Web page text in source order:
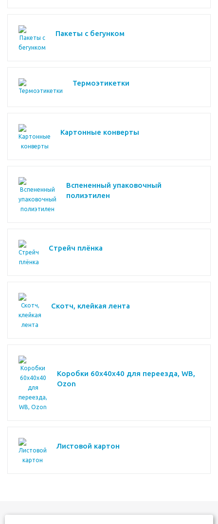
Пакеты с бегунком
Термоэтикетки
Картонные конверты
Вспененный упаковочный
полиэтилен
Стрейч плёнка
Скотч, клейкая лента
Коробки 60х40х40 для переезда, WB,
Ozon
Листовой картон